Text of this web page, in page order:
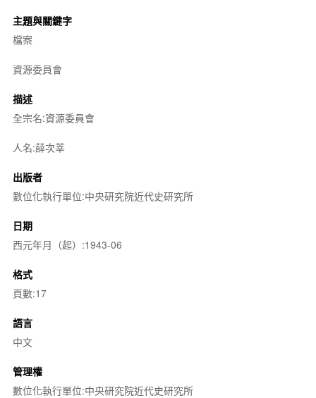
主題與關鍵字
檔案
資源委員會
描述
全宗名:資源委員會
人名:薛次莘
出版者
數位化執行單位:中央研究院近代史研究所
日期
西元年月（起）:1943-06
格式
頁數:17
語言
中文
管理權
數位化執行單位:中央研究院近代史研究所